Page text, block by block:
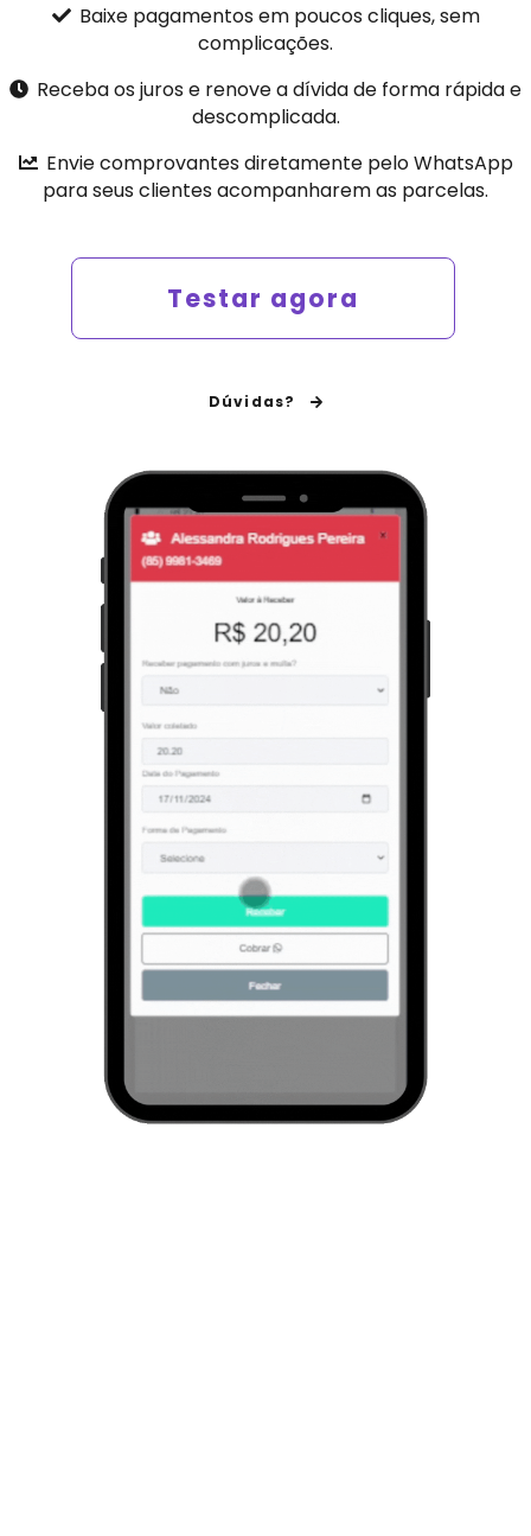
Baixe pagamentos em poucos cliques, sem
complicações.
Receba os juros e renove a dívida de forma rápida e
descomplicada.
Envie comprovantes diretamente pelo WhatsApp
para seus clientes acompanharem as parcelas.
Testar agora
Dúvidas?